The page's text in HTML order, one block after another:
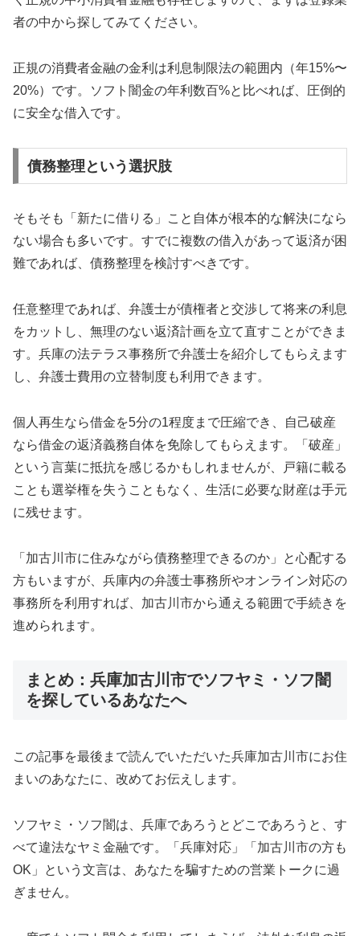
者の中から探してみてください。
正規の消費者金融の金利は利息制限法の範囲内（年15%〜
20%）です。ソフト闇金の年利数百%と比べれば、圧倒的
に安全な借入です。
債務整理という選択肢
そもそも「新たに借りる」こと自体が根本的な解決になら
ない場合も多いです。すでに複数の借入があって返済が困
難であれば、債務整理を検討すべきです。
任意整理であれば、弁護士が債権者と交渉して将来の利息
をカットし、無理のない返済計画を立て直すことができま
す。兵庫の法テラス事務所で弁護士を紹介してもらえます
し、弁護士費用の立替制度も利用できます。
個人再生なら借金を5分の1程度まで圧縮でき、自己破産
なら借金の返済義務自体を免除してもらえます。「破産」
という言葉に抵抗を感じるかもしれませんが、戸籍に載る
ことも選挙権を失うこともなく、生活に必要な財産は手元
に残せます。
「加古川市に住みながら債務整理できるのか」と心配する
方もいますが、兵庫内の弁護士事務所やオンライン対応の
事務所を利用すれば、加古川市から通える範囲で手続きを
進められます。
まとめ：兵庫加古川市でソフヤミ・ソフ闇
を探しているあなたへ
この記事を最後まで読んでいただいた兵庫加古川市にお住
まいのあなたに、改めてお伝えします。
ソフヤミ・ソフ闇は、兵庫であろうとどこであろうと、す
べて違法なヤミ金融です。「兵庫対応」「加古川市の方も
OK」という文言は、あなたを騙すための営業トークに過
ぎません。